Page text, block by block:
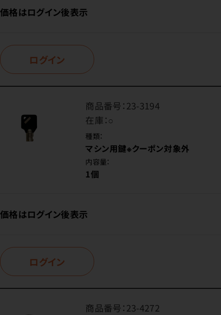
価格はログイン後表示
ログイン
商品番号：23-3194
在庫：○
種類：
マシン用鍵※クーポン対象外
内容量：
1個
価格はログイン後表示
ログイン
商品番号：23-4272